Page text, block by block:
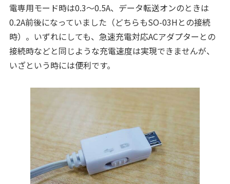
電専用モード時は0.3〜0.5A、データ転送オンのときは
0.2A前後になっていました（どちらもSO-03Hとの接続
時）。いずれにしても、急速充電対応ACアダプターとの
接続時などと同じような充電速度は実現できませんが、
いざという時には便利です。